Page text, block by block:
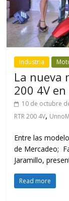
Industria
La nueva
200 4V
10 de octubre
RTR 200 4V,
Entre las
de Mercadeo;
Jaramillo,
Read more